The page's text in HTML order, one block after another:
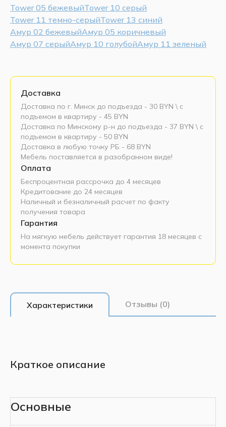
Tower 05 бежевыйTower 10 серый
Tower 11 темно-серыйTower 13 синий
Амур 02 бежевыйАмур 05 коричневый
Амур 07 серыйАмур 10 голубойАмур 11 зеленый
Доставка
Доставка по г. Минск до подъезда - 30 BYN \ c
подъемом в квартиру - 45 BYN
Доставка по Минскому р-н до подъезда - 37 BYN \ c
подъемом в квартиру - 50 BYN
Доставка в любую точку РБ - 68 BYN
Мебель поставляется в разобранном виде!
Оплата
Беспроцентная рассрочка до 4 месяцев
Кредитование до 24 месяцев
Наличный и безналичный расчет по факту
получения товара
Гарантия
На мягкую мебель действует гарантия 18 месяцев с
момента покупки
Характеристики Отзывы (0)
Краткое описание
Основные